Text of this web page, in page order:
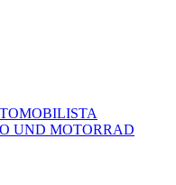
UND MOTORRAD